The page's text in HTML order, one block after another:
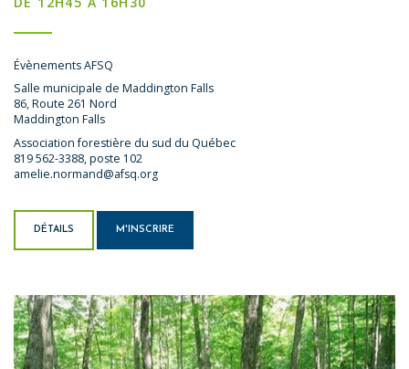
Évènements AFSQ
Salle municipale de Maddington Falls
86, Route 261 Nord
Maddington Falls
Association forestière du sud du Québec
819 562-3388, poste 102
amelie.normand@afsq.org
DÉTAILS M'INSCRIRE